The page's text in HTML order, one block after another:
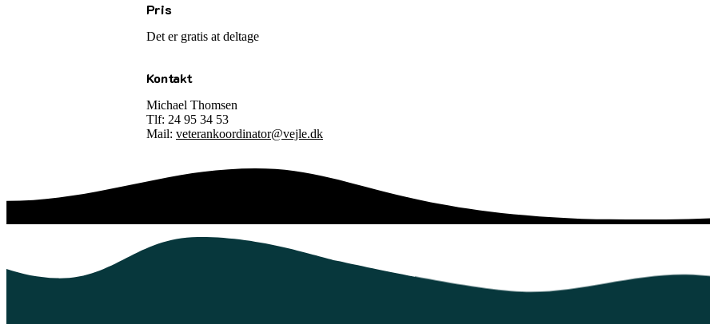
Pris
Det er gratis at deltage
Kontakt
Michael Thomsen
Tlf: 24 95 34 53
Mail: veterankoordinator@vejle.dk